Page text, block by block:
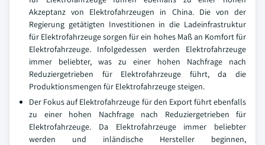
Akzeptanz von Elektrofahrzeugen in China. Die von der
Regierung getätigten Investitionen in die Ladeinfrastruktur
für Elektrofahrzeuge sorgen für ein hohes Maß an Komfort für
Elektrofahrzeuge. Infolgedessen werden Elektrofahrzeuge
immer beliebter, was zu einer hohen Nachfrage nach
Reduziergetrieben für Elektrofahrzeuge führt, da die
Produktionsmengen für Elektrofahrzeuge steigen.
Der Fokus auf Elektrofahrzeuge für den Export führt ebenfalls
zu einer hohen Nachfrage nach Reduziergetrieben für
Elektrofahrzeuge. Da Elektrofahrzeuge immer beliebter
werden und inländische Hersteller beginnen,